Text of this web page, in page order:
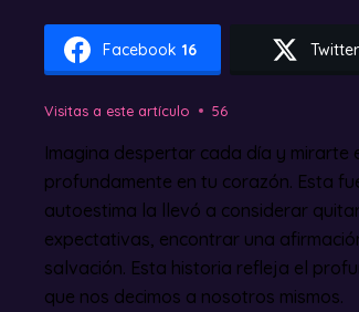
Facebook 16 Twitter
Visitas a este artículo 56
Imagina despertar cada día y mirarte
profundamente en tu corazón. Esta
autoestima la llevó a considerar
expectativas, encontrar una
salvación. Esta historia refleja el
que nos decimos a nosotros mismos.